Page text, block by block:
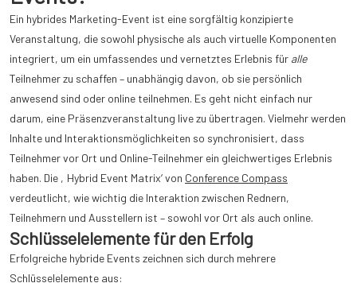
Ein hybrides Marketing-Event ist eine sorgfältig konzipierte
Veranstaltung, die sowohl physische als auch virtuelle Komponenten
integriert, um ein umfassendes und vernetztes Erlebnis für alle
Teilnehmer zu schaffen – unabhängig davon, ob sie persönlich
anwesend sind oder online teilnehmen. Es geht nicht einfach nur
darum, eine Präsenzveranstaltung live zu übertragen. Vielmehr werden
Inhalte und Interaktionsmöglichkeiten so synchronisiert, dass
Teilnehmer vor Ort und Online-Teilnehmer ein gleichwertiges Erlebnis
haben. Die ‚Hybrid Event Matrix‘ von Conference Compass
verdeutlicht, wie wichtig die Interaktion zwischen Rednern,
Teilnehmern und Ausstellern ist – sowohl vor Ort als auch online.
Schlüsselelemente für den Erfolg
Erfolgreiche hybride Events zeichnen sich durch mehrere
Schlüsselelemente aus: